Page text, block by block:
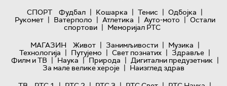
СПОРТ
Фудбал | Кошарка | Тенис | Одбојка |
Рукомет | Ватерполо | Атлетика | Ауто-мото | Остали
спортови | Меморијал РТС
МАГАЗИН
Живот | Занимљивости | Музика |
Технологијa | Путујемо | Свет познатих | Здравље |
Филм и ТВ | Наука | Природа | Дигитални предузетник |
За мале велике хероје | Наизглед здрав